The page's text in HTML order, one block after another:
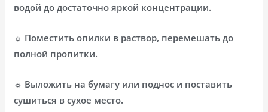
водой до достаточно яркой концентрации.
☼ Поместить опилки в раствор, перемешать до
полной пропитки.
☼ Выложить на бумагу или поднос и поставить
сушиться в сухое место.